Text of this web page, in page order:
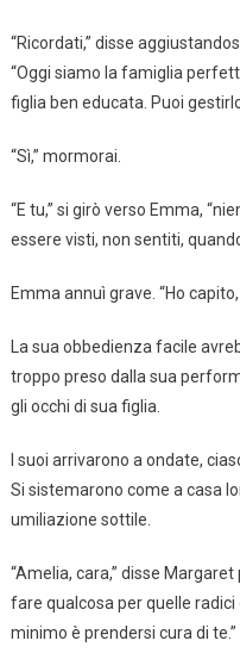
“Ricordati,” disse
“Oggi siamo la famiglia
figlia ben educata. Puoi
“Sì,” mormorai.
“E tu,” si girò verso Emma,
essere visti, non sentiti,
Emma annuì grave. “Ho capito,
La sua obbedienza facile
troppo preso dalla sua
gli occhi di sua figlia.
I suoi arrivarono a ondate,
Si sistemarono come a casa
umiliazione sottile.
“Amelia, cara,” disse
fare qualcosa per quelle radici
minimo è prendersi cura di te.”